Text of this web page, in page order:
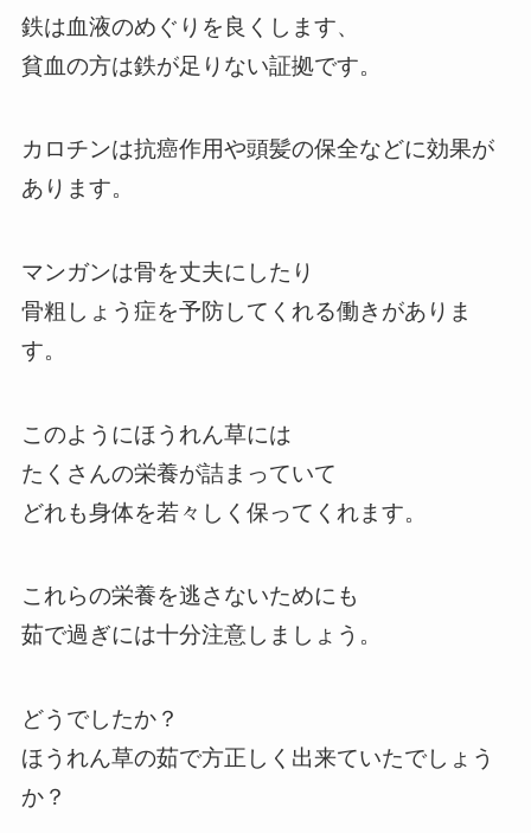
鉄は血液のめぐりを良くします、
貧血の方は鉄が足りない証拠です。
カロチンは抗癌作用や頭髪の保全などに効果が
あります。
マンガンは骨を丈夫にしたり
骨粗しょう症を予防してくれる働きがありま
す。
このようにほうれん草には
たくさんの栄養が詰まっていて
どれも身体を若々しく保ってくれます。
これらの栄養を逃さないためにも
茹で過ぎには十分注意しましょう。
どうでしたか？
ほうれん草の茹で方正しく出来ていたでしょう
か？